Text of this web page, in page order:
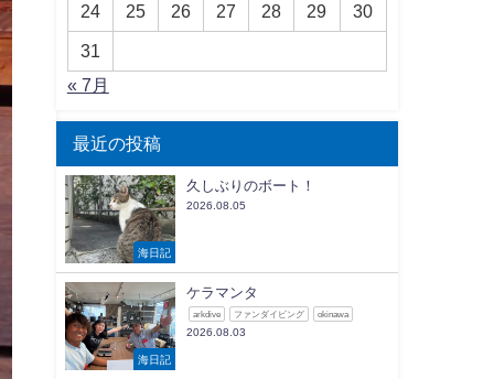
24 25 26 27 28 29 30
31
« 7月
最近の投稿
海日記
久しぶりのボート！
2026.08.05
海日記
ケラマンタ
arkdive ファンダイビング okinawa
2026.08.03